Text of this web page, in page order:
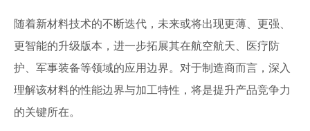
随着新材料技术的不断迭代，未来或将出现更薄、更强、
更智能的升级版本，进一步拓展其在航空航天、医疗防
护、军事装备等领域的应用边界。对于制造商而言，深入
理解该材料的性能边界与加工特性，将是提升产品竞争力
的关键所在。